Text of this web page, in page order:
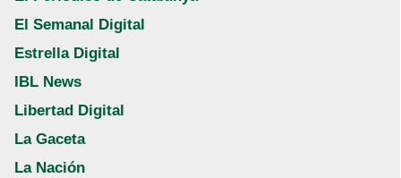
El Semanal Digital
Estrella Digital
IBL News
Libertad Digital
La Gaceta
La Nación